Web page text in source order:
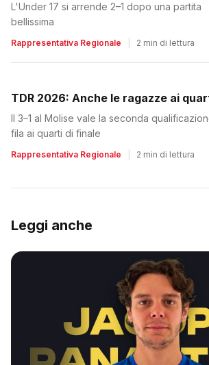
L'Under 17 si arrende 2–1 dopo una partita
bellissima
Rappresentativa Regionale 2 min di lettura
TDR 2026: Anche le ragazze ai
Il 3–1 al Molise vale la seconda
fila ai quarti di finale
Rappresentativa Regionale 2 min di lettura
Leggi anche